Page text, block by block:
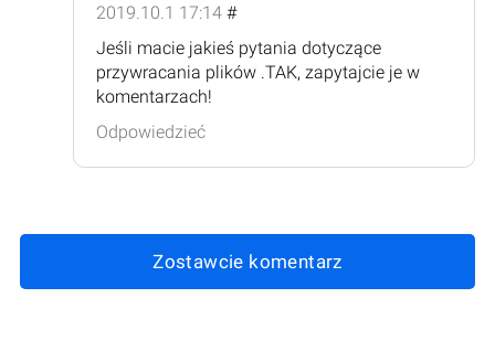
2019.10.1 17:14 #
Jeśli macie jakieś pytania dotyczące
przywracania plików .TAK, zapytajcie je w
komentarzach!
Odpowiedzieć
Zostawcie komentarz